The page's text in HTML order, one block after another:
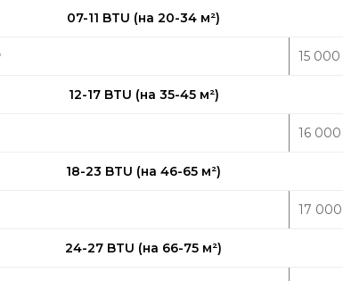
07-11 BTU (на 20-34 м²)
15 000
12-17 BTU (на 35-45 м²)
16
18-23 BTU (на 46-65 м²)
17
24-27 BTU (на 66-75 м²)